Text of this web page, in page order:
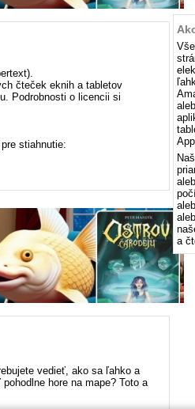
čteček eknih a tabletov
Podrobnosti o licencii si
stiahnutie:
vedieť, ako sa ľahko a
hore na mape? Toto a
a